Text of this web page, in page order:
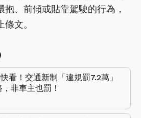
、前傾或貼靠駕駛的行為，
文。
看！交通新制「違規罰7.2萬」
非車主也罰！